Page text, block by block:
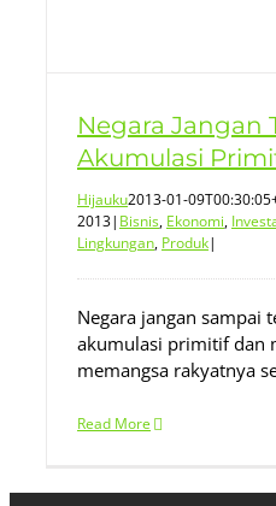
Negara Jangan
Akumulasi
Hijauku2013-01-
2013| Bisnis, Ekonomi,
Lingkungan, Produk|
Negara jangan sampai
akumulasi primitif dan
memangsa rakyatnya
Read More